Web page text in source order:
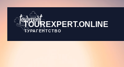
TOUREXPERT.ONLINE
ТУРАГЕНТСТВО